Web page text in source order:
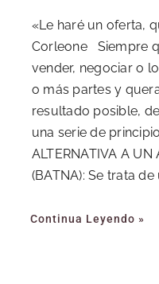
«Le haré un oferta,
Corleone Siempre
vender, negociar o
o más partes y
resultado posible,
una serie de
ALTERNATIVA A UN
(BATNA): Se trata de
Continua Leyendo »